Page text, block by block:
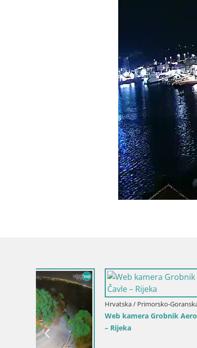
Hrvatska / Primorsko-Goranska / Fužine
Web kamera uživo Sanjkalište Fužine –
Hrvatska